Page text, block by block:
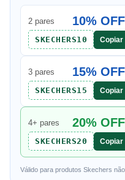
2 pares 10% OFF
SKECHERS10 Copiar
3 pares 15% OFF
SKECHERS15 Copiar
4+ pares 20% OFF
SKECHERS20 Copiar
Válido para produtos Skechers